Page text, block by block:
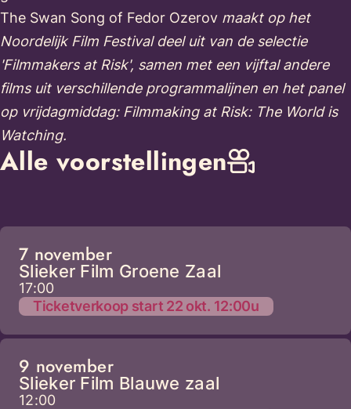
The Swan Song of Fedor Ozerov maakt op het
Noordelijk Film Festival deel uit van de selectie
'Filmmakers at Risk', samen met een vijftal andere
films uit verschillende programmalijnen en het panel
op vrijdagmiddag: Filmmaking at Risk: The World is
Watching.
Alle voorstellingen
7 november
Slieker Film Groene Zaal
17:00
Ticketverkoop start 22 okt. 12:00u
9 november
Slieker Film Blauwe zaal
12:00